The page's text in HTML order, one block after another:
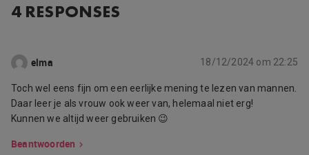
4 RESPONSES
elma 18/12/2024 om 22:25
Toch wel eens fijn om een eerlijke mening te lezen van mannen.
Daar leer je als vrouw ook weer van, helemaal niet erg!
Kunnen we altijd weer gebruiken 😉
Beantwoorden